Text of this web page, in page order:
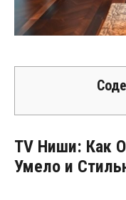
TV Ниши: Как
Умело и